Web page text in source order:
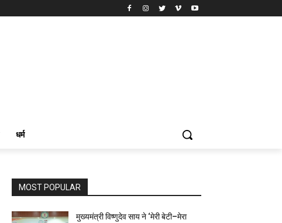
धर्म
MOST POPULAR
मुख्यमंत्री विष्णुदेव साय ने ‘मेरी बेटी–मेरा